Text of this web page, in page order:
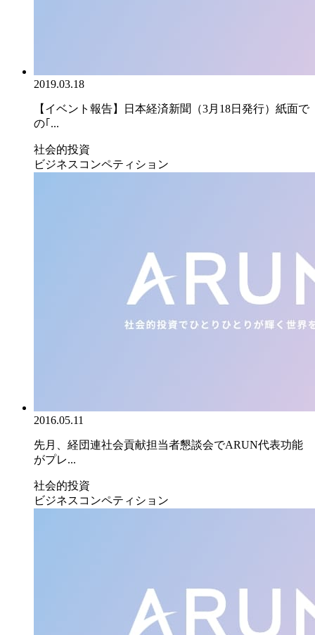
2019.03.18
【イベント報告】日本経済新聞（3月18日発行）紙面で
の｢...
社会的投資
ビジネスコンペティション
2016.05.11
先月、経団連社会貢献担当者懇談会でARUN代表功能
がプレ...
社会的投資
ビジネスコンペティション